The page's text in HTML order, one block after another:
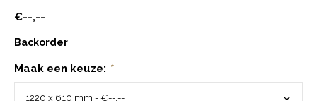
€--,--
Backorder
Maak een keuze: *